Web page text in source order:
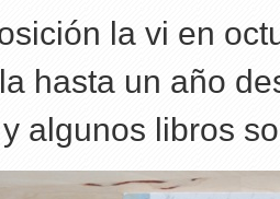
la vi en
hasta un año
algunos libros